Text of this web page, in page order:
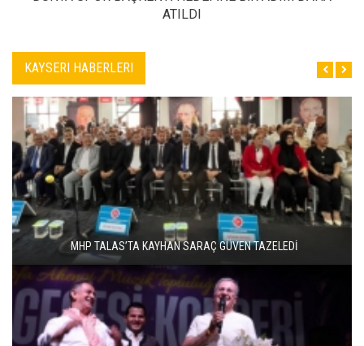
ATILDI
KAYSERI HABERLERI
MHP TALAS’TA KAYHAN SARAÇ GÜVEN TAZELEDİ